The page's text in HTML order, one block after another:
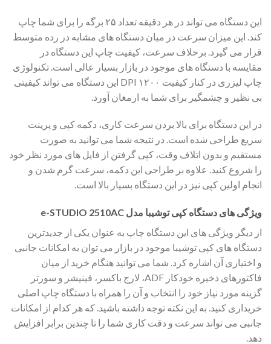
این دستگاه می تواند در هر دقیقه تعداد ۲۵ برگه را برای شما چاپ
کند. این میزان سرعت در میان دستگاه های مشابه در رده متوسط
قرار می گیرد. برخلاف سرعت، کیفیت چاپ این دستگاه در
مقایسه با دستگاه های موجود در بازار بسیار عالی است. تکنولوژی
چاپ لیزری در کنار کیفیت ۱۲۰۰ DPI این دستگاه می تواند کیفیتی
بی نظیر و چشمگیر برای شما به ارمغان آورد.
در این دستگاه برای بالا بردن سرعت کاری، دکمه کپی و پرینت
سریع طراحی شده است. در نتیجه شما می توانید به صورت
مستقیم و بدون اتلاف وقت، کپی گرفتن از فایل های مورد نظر خود
را شروع کنید. علاوه بر طراحی این دکمه، سرعت گرم شدن و
انجام اولین کپی نیز در این دستگاه بسیار بالا است.
ویژگی های دستگاه کپی توشیبا مدل e-STUDIO 2510AC
از دیگر ویژگی های این دستگاه چاپ به عنوان یکی از جدیدترین
دستگاه های کپی توشیبا موجود در بازار می توان به امکانات جانبی
و اختیاری آن اشاره کرد. شما می توانید هنگام خرید از میان
فاکتورهای ذخیره خودکار ADF، لارج باکسر، فینیشر و سورتر
گزینه مورد نیاز خود را انتخاب و آن را همراه با دستگاه چاپ اصلی
خریداری کنید. به این نکته توجه داشته باشید. که هر کدام از امکانات
جانبی می تواند سرعت و دقت کاری شما را تا چندین برابر افزایش
دهد.